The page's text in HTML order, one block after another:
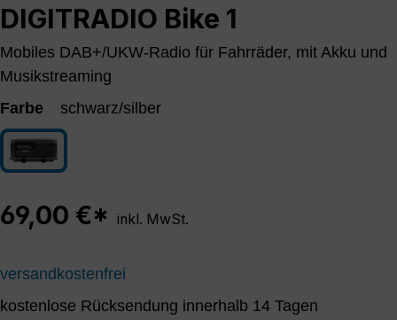
DIGITRADIO Bike 1
Mobiles DAB+/UKW-Radio für Fahrräder, mit Akku und
Musikstreaming
Farbe
schwarz/silber
schwarz/silber
69,00 €* inkl. MwSt.
versandkostenfrei
kostenlose Rücksendung innerhalb 14 Tagen